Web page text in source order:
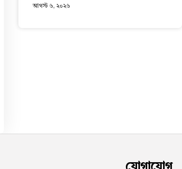
আগস্ট ৬, ২০২৬